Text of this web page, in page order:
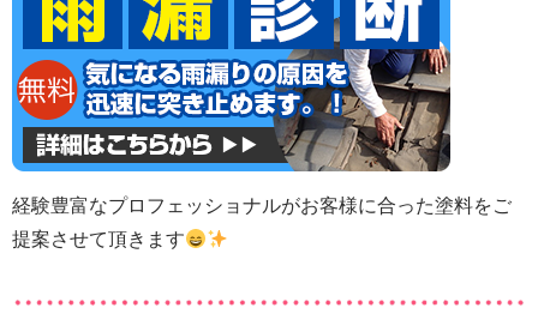
経験豊富なプロフェッショナルがお客様に合った塗料をご
提案させて頂きます